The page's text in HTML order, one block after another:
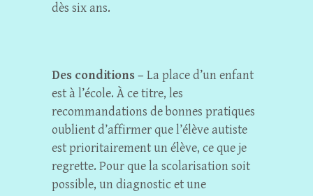
dès six ans.
Des conditions – La place d’un enfant
est à l’école. À ce titre, les
recommandations de bonnes pratiques
oublient d’affirmer que l’élève autiste
est prioritairement un élève, ce que je
regrette. Pour que la scolarisation soit
possible, un diagnostic et une